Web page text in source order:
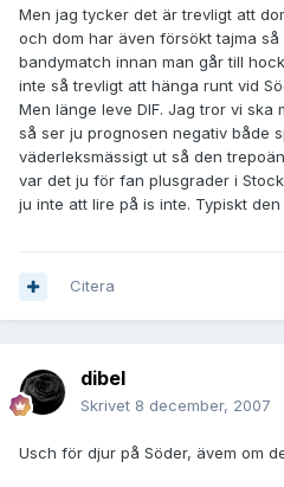
Men jag tycker det är trevligt att
och dom har även försökt tajma
bandymatch innan man går till
inte så trevligt att hänga runt vid
Men länge leve DIF. Jag tror vi ska
så ser ju prognosen negativ både
väderleksmässigt ut så den
var det ju för fan plusgrader i
ju inte att lire på is inte. Typiskt
Citera
dibel
Skrivet 8 december, 2007
Usch för djur på Söder, ävem om